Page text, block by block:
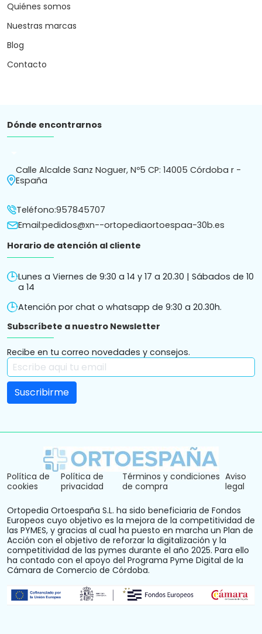
Quiénes somos
Nuestras marcas
Blog
Contacto
Dónde encontrarnos
Calle Alcalde Sanz Noguer, Nº5 CP: 14005 Córdoba r -
España
Teléfono:957845707
Email:pedidos@xn--ortopediaortoespaa-30b.es
Horario de atención al cliente
Lunes a Viernes de 9:30 a 14 y 17 a 20.30 | Sábados de 10
a 14
Atención por chat o whatsapp de 9:30 a 20.30h.
Subscríbete a nuestro Newsletter
Recibe en tu correo novedades y consejos.
Política de
cookies
Política de
privacidad
Términos y condiciones
de compra
Aviso
legal
Ortopedia Ortoespaña S.L. ha sido beneficiaria de Fondos
Europeos cuyo objetivo es la mejora de la competitividad de
las PYMES, y gracias al cual ha puesto en marcha un Plan de
Acción con el objetivo de reforzar la digitalización y la
competitividad de las pymes durante el año 2025. Para ello
ha contado con el apoyo del Programa Pyme Digital de la
Cámara de Comercio de Córdoba.